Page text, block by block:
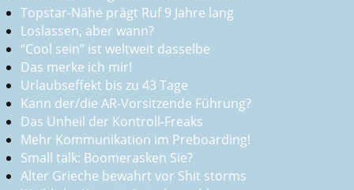
Topstar-Nähe prägt Ruf 9 Jahre lang
Loslassen, aber wann?
“Cool sein” ist weltweit dasselbe
Das merke ich mir!
Urlaubseffekt bis zu 43 Tage
Kann der/die AR-Vorsitzende Führung?
Das Unheil der Kontroll-Freaks
Mehr Kommunikation im Preboarding!
Small talk: Boomerasken Sie?
Alter Grieche bewahrt vor Shit storms